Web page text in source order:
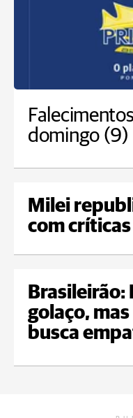
domingo (9)
Milei
com críticas
golaço,
busca